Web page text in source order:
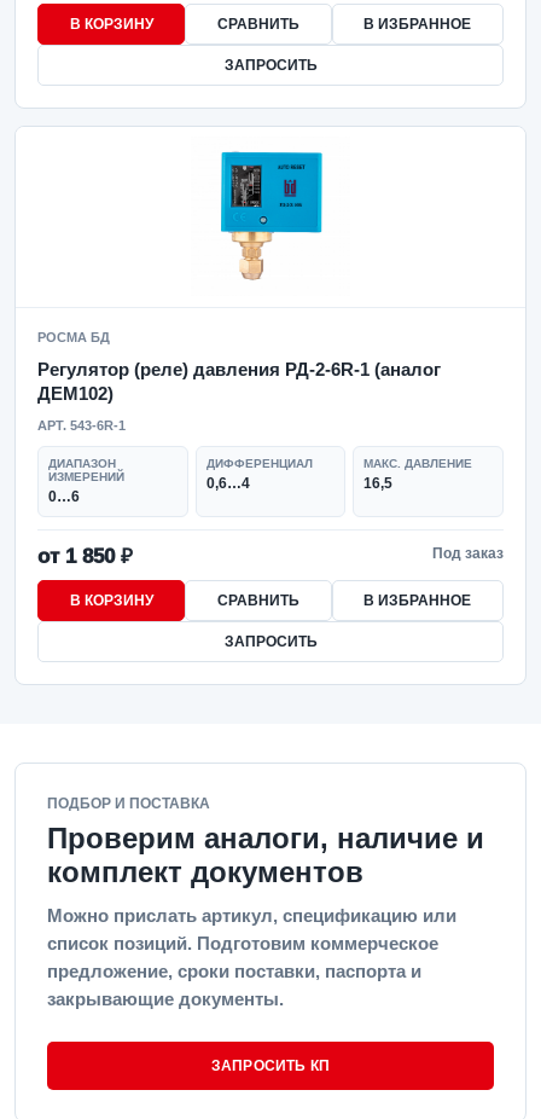
В КОРЗИНУ СРАВНИТЬ В ИЗБРАННОЕ
ЗАПРОСИТЬ
РОСМА БД
Регулятор (реле) давления РД-2-6R-1 (аналог
ДЕМ102)
АРТ. 543-6R-1
ДИАПАЗОН
ИЗМЕРЕНИЙ
0…6
ДИФФЕРЕНЦИАЛ
0,6…4
МАКС. ДАВЛЕНИЕ
16,5
от 1 850 ₽ Под заказ
В КОРЗИНУ СРАВНИТЬ В ИЗБРАННОЕ
ЗАПРОСИТЬ
ПОДБОР И ПОСТАВКА
Проверим аналоги, наличие и
комплект документов
Можно прислать артикул, спецификацию или
список позиций. Подготовим коммерческое
предложение, сроки поставки, паспорта и
закрывающие документы.
ЗАПРОСИТЬ КП